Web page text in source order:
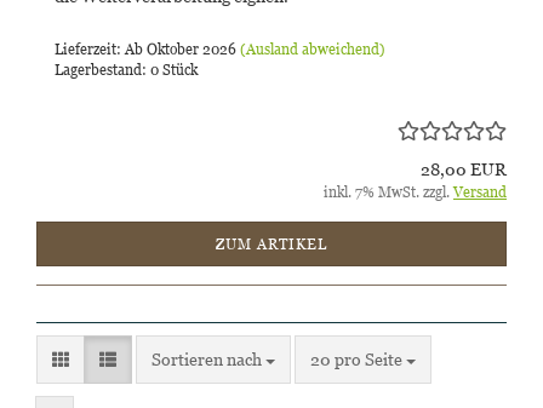
Lieferzeit: Ab Oktober 2026 (Ausland abweichend)
Lagerbestand: 0 Stück
28,00 EUR
inkl. 7% MwSt. zzgl.Versand
ZUM ARTIKEL
Sortieren nach
Sortieren nach 20 pro Seite
pro Seite